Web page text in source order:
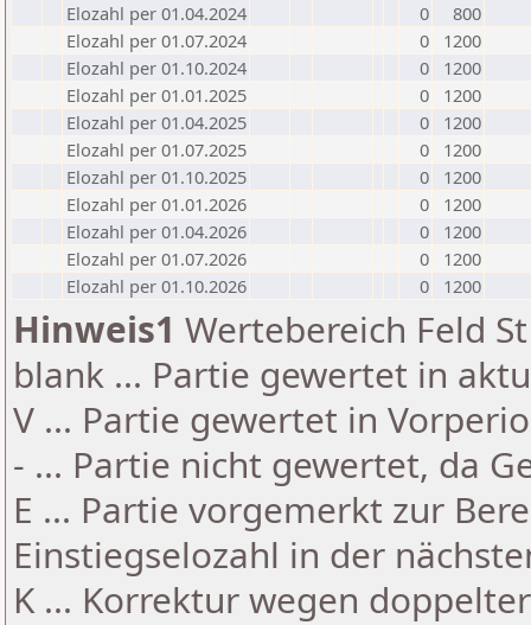
Elozahl per 01.04.2024
0
800
Elozahl per 01.07.2024
0
1200
Elozahl per 01.10.2024
0
1200
Elozahl per 01.01.2025
0
1200
Elozahl per 01.04.2025
0
1200
Elozahl per 01.07.2025
0
1200
Elozahl per 01.10.2025
0
1200
Elozahl per 01.01.2026
0
1200
Elozahl per 01.04.2026
0
1200
Elozahl per 01.07.2026
0
1200
Elozahl per 01.10.2026
0 1200
Hinweis1 Wertebereich Feld
blank ... Partie gewertet in
V ... Partie gewertet in
- ... Partie nicht gewertet, da
E ... Partie vorgemerkt zur
Einstiegselozahl in der
K ... Korrektur wegen